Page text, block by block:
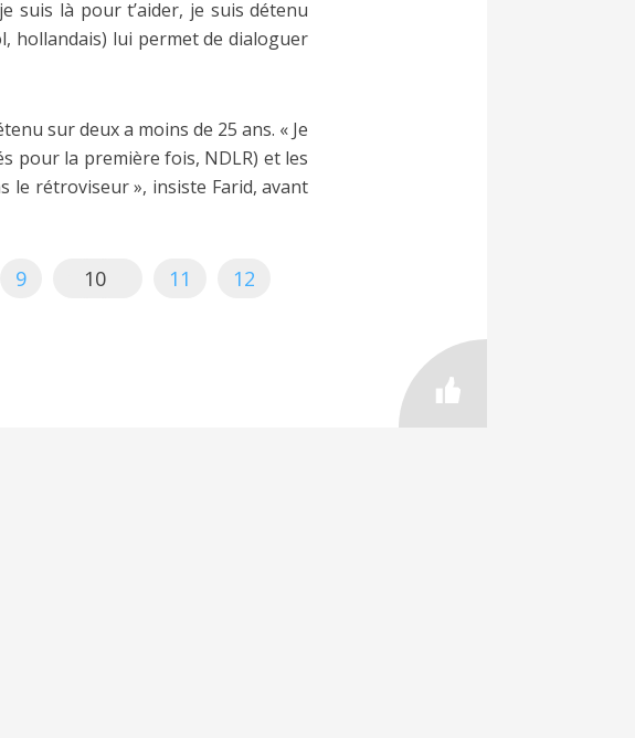
suis là pour t’aider, je suis détenu
hollandais) lui permet de dialoguer
sur deux a moins de 25 ans. « Je
pour la première fois, NDLR) et les
le rétroviseur », insiste Farid, avant
9 10 11 12